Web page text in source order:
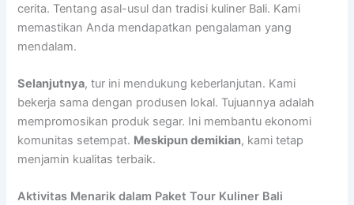
cerita. Tentang asal-usul dan tradisi kuliner Bali. Kami
memastikan Anda mendapatkan pengalaman yang
mendalam.
Selanjutnya, tur ini mendukung keberlanjutan. Kami
bekerja sama dengan produsen lokal. Tujuannya adalah
mempromosikan produk segar. Ini membantu ekonomi
komunitas setempat. Meskipun demikian, kami tetap
menjamin kualitas terbaik.
Aktivitas Menarik dalam Paket Tour Kuliner Bali